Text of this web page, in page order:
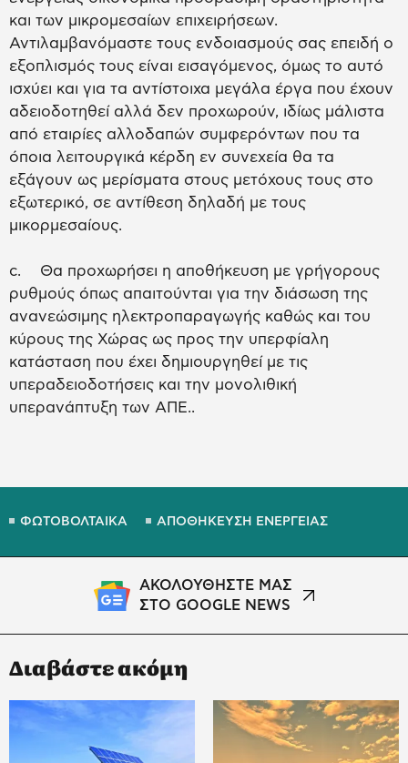
και των μικρομεσαίων επιχειρήσεων.
Αντιλαμβανόμαστε τους ενδοιασμούς σας επειδή ο
εξοπλισμός τους είναι εισαγόμενος, όμως το αυτό
ισχύει και για τα αντίστοιχα μεγάλα έργα που έχουν
αδειοδοτηθεί αλλά δεν προχωρούν, ιδίως μάλιστα
από εταιρίες αλλοδαπών συμφερόντων που τα
όποια λειτουργικά κέρδη εν συνεχεία θα τα
εξάγουν ως μερίσματα στους μετόχους τους στο
εξωτερικό, σε αντίθεση δηλαδή με τους
μικορμεσαίους.
c. Θα προχωρήσει η αποθήκευση με γρήγορους
ρυθμούς όπως απαιτούνται για την διάσωση της
ανανεώσιμης ηλεκτροπαραγωγής καθώς και του
κύρους της Χώρας ως προς την υπερφίαλη
κατάσταση που έχει δημιουργηθεί με τις
υπεραδειοδοτήσεις και την μονολιθική
υπερανάπτυξη των ΑΠΕ..
ΦΩΤΟΒΟΛΤΑΙΚΑ ΑΠΟΘΗΚΕΥΣΗ ΕΝΕΡΓΕΙΑΣ
ΑΚΟΛΟΥΘΗΣΤΕ ΜΑΣ
ΣΤΟ GOOGLE NEWS
Διαβάστε ακόμη